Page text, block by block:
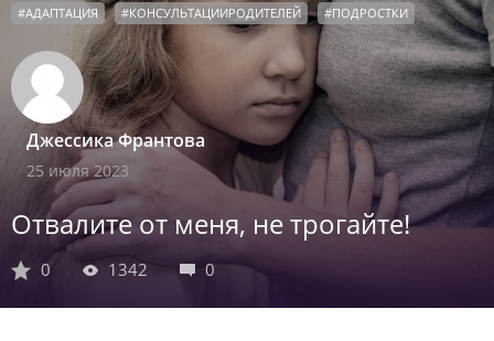
#АДАПТАЦИЯ #КОНСУЛЬТАЦИИРОДИТЕЛЕЙ #ПОДРОСТКИ
Джессика Франтова
25 июля 2023
Отвалите от меня, не трогайте!
0 1342 0